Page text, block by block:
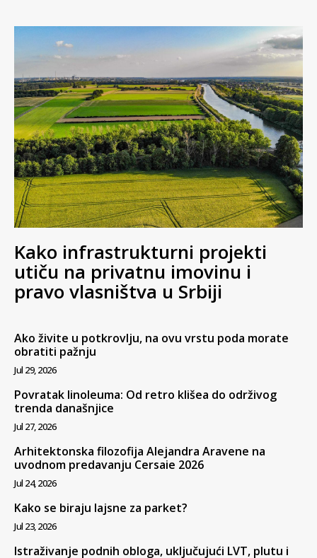
Kako infrastrukturni projekti
utiču na privatnu imovinu i
pravo vlasništva u Srbiji
Ako živite u potkrovlju, na ovu vrstu poda morate
obratiti pažnju
Jul 29, 2026
Povratak linoleuma: Od retro klišea do održivog
trenda današnjice
Jul 27, 2026
Arhitektonska filozofija Alejandra Aravene na
uvodnom predavanju Cersaie 2026
Jul 24, 2026
Kako se biraju lajsne za parket?
Jul 23, 2026
Istraživanje podnih obloga, uključujući LVT, plutu i